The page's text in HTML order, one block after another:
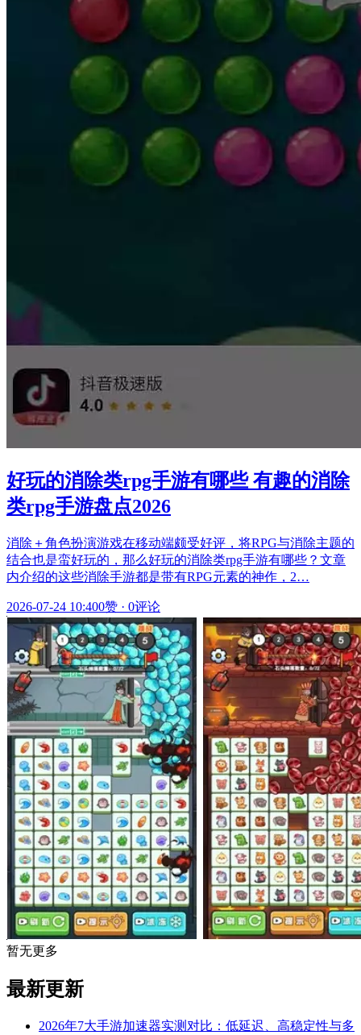
好玩的消除类rpg手游有哪些 有趣的消除
类rpg手游盘点2026
消除＋角色扮演游戏在移动端颇受好评，将RPG与消除主题的
结合也是蛮好玩的，那么好玩的消除类rpg手游有哪些？文章
内介绍的这些消除手游都是带有RPG元素的神作，2…
2026-07-24 10:400赞 · 0评论
暂无更多
最新更新
2026年7大手游加速器实测对比：低延迟、高稳定性与多